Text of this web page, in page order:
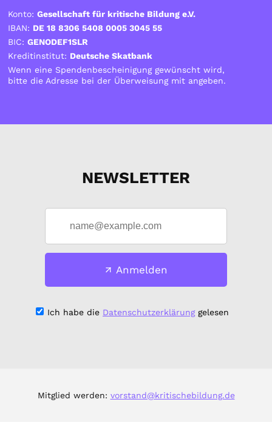
Konto:Gesellschaft für kritische Bildung e.V.
IBAN: DE 18 8306 5408 0005 3045 55
BIC:GENODEF1SLR
Kreditinstitut: Deutsche Skatbank
Wenn eine Spendenbescheinigung gewünscht wird,
bitte die Adresse bei der Überweisung mit angeben.
NEWSLETTER
Anmelden
Ich habe die Datenschutzerklärunggelesen
Mitglied werden: vorstand@kritischebildung.de